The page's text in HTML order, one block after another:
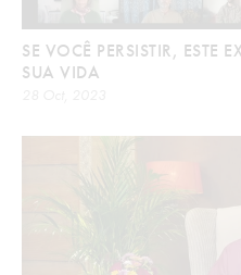
SE VOCÊ PERSISTIR, ESTE
SUA VIDA